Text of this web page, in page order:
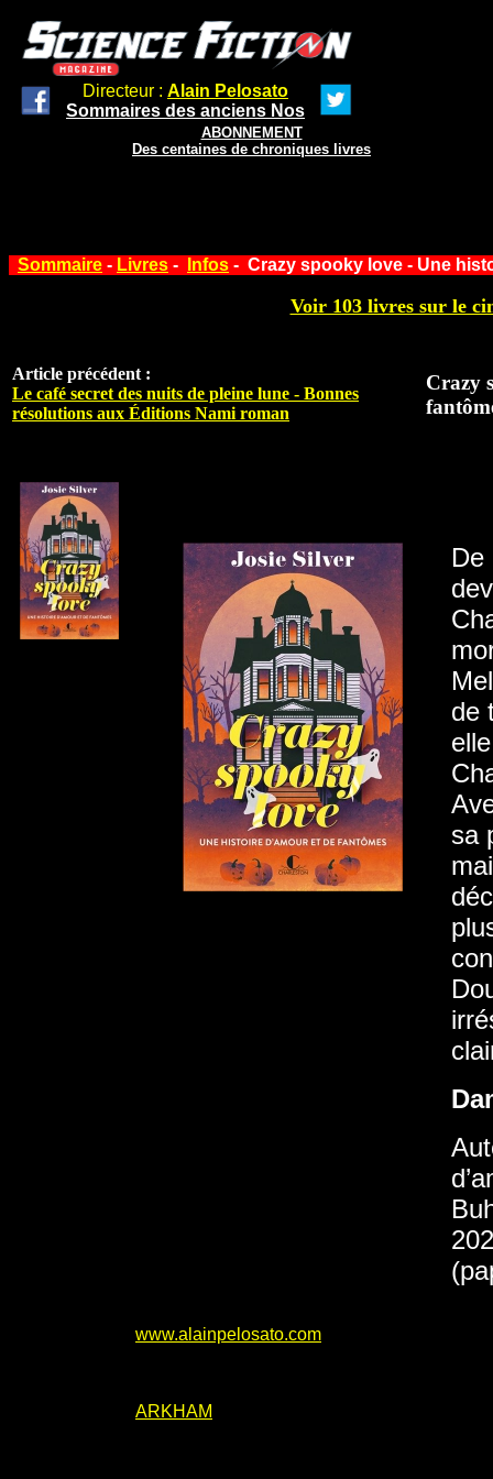
Directeur : Alain Pelosato
Sommaires des anciens Nos
ABONNEMENT
Des centaines de chroniques livres
Sommaire - Livres - Infos - Crazy spooky love - Une
Voir 103 livres sur le
Article précédent :
Le café secret des nuits de pleine lune - Bonnes
résolutions aux Éditions Nami roman
Crazy
De
de
sa
www.alainpelosato.com
ARKHAM